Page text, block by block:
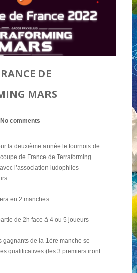
DE
MARS
No comments
la deuxième année le tournois de
de France de Terraforming
l’association ludophiles
en 2 manches :
de 2h face à 4 ou 5 joueurs
gagnants de la 1ère manche se
qualificatives (les 3 premiers iront